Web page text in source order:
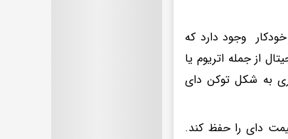
وجود دارد که
از جمله اتریوم یا
به شکل توکن دای
دای را حفظ کند.